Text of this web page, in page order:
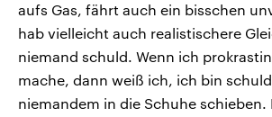
aufs Gas, fährt auch ein bisschen
hab vielleicht auch realistischere
niemand schuld. Wenn ich
mache, dann weiß ich, ich bin
niemandem in die Schuhe schieben.